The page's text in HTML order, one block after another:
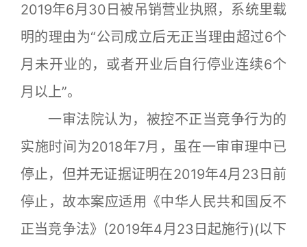
2019年6月30日被吊销营业执照，系统里载
明的理由为“公司成立后无正当理由超过6个
月未开业的，或者开业后自行停业连续6个
月以上”。
一审法院认为，被控不正当竞争行为的
实施时间为2018年7月，虽在一审审理中已
停止，但并无证据证明在2019年4月23日前
停止，故本案应适用《中华人民共和国反不
正当竞争法》(2019年4月23日起施行)(以下